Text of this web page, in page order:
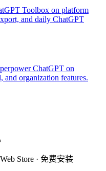
Toolbox on platform
and daily ChatGPT
ChatGPT on
organization features.
Store · 免费安装